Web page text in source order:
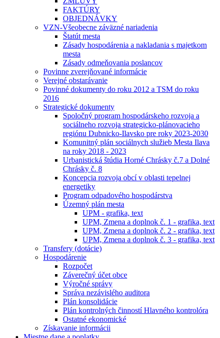
FAKTÚRY
OBJEDNÁVKY
VZN-Všeobecne záväzné nariadenia
Štatút mesta
Zásady hospodárenia a nakladania s majetkom
mesta
Zásady odmeňovania poslancov
Povinne zverejňované informácie
Verejné obstarávanie
Povinné dokumenty do roku 2012 a TSM do roku
2016
Strategické dokumenty
Spoločný program hospodárskeho rozvoja a
sociálneho rozvoja strategicko-plánovacieho
regiónu Dubnicko-Ilavsko pre roky 2023-2030
Komunitný plán sociálnych služieb Mesta Ilava
na roky 2018 - 2023
Urbanistická štúdia Horné Chrásky č.7 a Dolné
Chrásky č. 8
Koncepcia rozvoja obcí v oblasti tepelnej
energetiky
Program odpadového hospodárstva
Územný plán mesta
UPM - grafika, text
UPM, Zmena a doplnok č. 1 - grafika, text
UPM, Zmena a doplnok č. 2 - grafika, text
UPM, Zmena a doplnok č. 3 - grafika, text
Transfery (dotácie)
Hospodárenie
Rozpočet
Záverečný účet obce
Výročné správy
Správa nezávislého auditora
Plán konsolidácie
Plán kontrolných činností Hlavného kontrolóra
Ostatné ekonomické
Získavanie informácii